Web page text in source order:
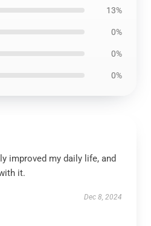
13%
0%
0%
0%
improved my daily life, and
it.
Dec 8, 2024